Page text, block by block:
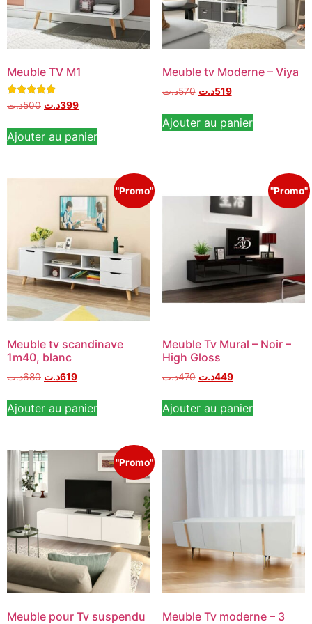
Meuble TV M1
Note
5.00
500د.ت 399د.ت
Ajouter au panier
Meuble tv Moderne – Viya
570د.ت 519د.ت
Ajouter au panier
"Promo"
Meuble tv scandinave
1m40, blanc
680د.ت 619د.ت
Ajouter au panier
"Promo"
Meuble Tv Mural – Noir –
High Gloss
470د.ت 449د.ت
Ajouter au panier
"Promo"
Meuble pour Tv suspendu
Meuble Tv moderne – 3